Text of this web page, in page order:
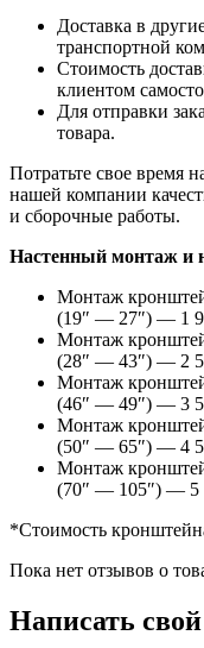
Доставка в
транспортной
Стоимость
клиентом
Для отправки
товара.
Потратьте свое время
нашей компании
и сборочные работы.
Настенный монтаж и
Монтаж
(19″ — 27″) — 1
Монтаж
(28″ — 43″) — 2
Монтаж
(46″ — 49″) — 3
Монтаж
(50″ — 65″) — 4
Монтаж
(70″ — 105″) — 5
*Стоимость
Пока нет отзывов о
Написать